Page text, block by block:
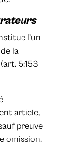
l’un
la
5:153
article,
preuve
omission.